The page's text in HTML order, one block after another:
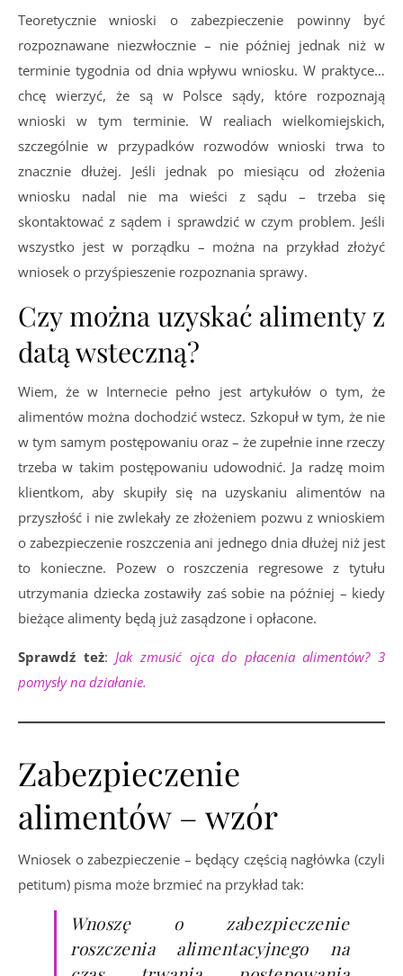
Teoretycznie wnioski o zabezpieczenie powinny być
rozpoznawane niezwłocznie – nie później jednak niż w
terminie tygodnia od dnia wpływu wniosku. W praktyce…
chcę wierzyć, że są w Polsce sądy, które rozpoznają
wnioski w tym terminie. W realiach wielkomiejskich,
szczególnie w przypadków rozwodów wnioski trwa to
znacznie dłużej. Jeśli jednak po miesiącu od złożenia
wniosku nadal nie ma wieści z sądu – trzeba się
skontaktować z sądem i sprawdzić w czym problem. Jeśli
wszystko jest w porządku – można na przykład złożyć
wniosek o przyśpieszenie rozpoznania sprawy.
Czy można uzyskać alimenty z
datą wsteczną?
Wiem, że w Internecie pełno jest artykułów o tym, że
alimentów można dochodzić wstecz. Szkopuł w tym, że nie
w tym samym postępowaniu oraz – że zupełnie inne rzeczy
trzeba w takim postępowaniu udowodnić. Ja radzę moim
klientkom, aby skupiły się na uzyskaniu alimentów na
przyszłość i nie zwlekały ze złożeniem pozwu z wnioskiem
o zabezpieczenie roszczenia ani jednego dnia dłużej niż jest
to konieczne. Pozew o roszczenia regresowe z tytułu
utrzymania dziecka zostawiły zaś sobie na później – kiedy
bieżące alimenty będą już zasądzone i opłacone.
Sprawdź też:Jak zmusić ojca do płacenia alimentów? 3
pomysły na działanie.
Zabezpieczenie
alimentów – wzór
Wniosek o zabezpieczenie – będący częścią nagłówka (czyli
petitum) pisma może brzmieć na przykład tak:
Wnoszę o zabezpieczenie
roszczenia alimentacyjnego na